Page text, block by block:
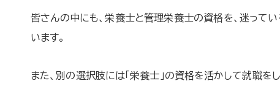
皆さんの中にも、栄養士と管理栄養士の資格を、迷って
います。
また、別の選択肢には「栄養士」の資格を活かして就職